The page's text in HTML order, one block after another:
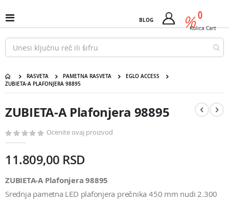
na
sadržaj
Uključi
/
isključi
Nav
BLOG %
Cart 0
Kolica Cart
RASVETA PAMETNA RASVETA
EGLO ACCESS
ZUBIETA-A PLAFONJERA 98895
kraj
galerije
ZUBIETA-A Plafonjera 98895
početak
galerije
ZUBIETA-A Plafonjera 98895
Ocenite ovaj proizvod
11.809,00 RSD
ZUBIETA-A Plafonjera 98895
Srednja pametna LED plafonjera prečnika 450 mm nudi 2.300